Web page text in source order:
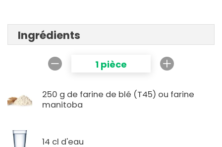
Ingrédients
1 pièce
250 g de farine de blé (T45) ou farine
manitoba
14 cl d'eau